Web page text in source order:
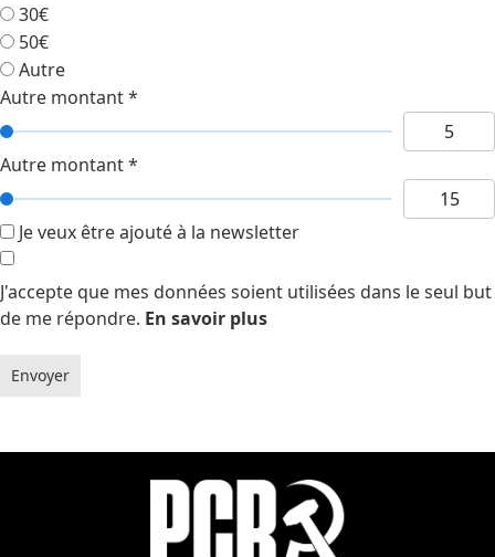
30€
50€
Autre
Autre montant*
Autre montant*
Je veux être ajouté à la newsletter
J'accepte que mes données soient utilisées dans le seul but
de me répondre. En savoir plus
Envoyer